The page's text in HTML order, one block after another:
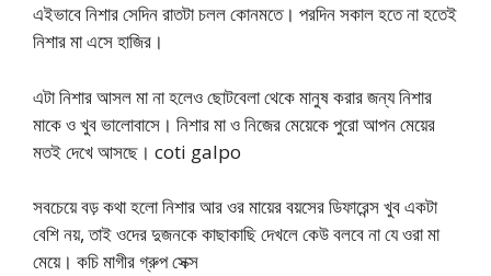
এইভাবে নিশার সেদিন রাতটা চলল কোনমতে। পরদিন সকাল হতে না হতেই
নিশার মা এসে হাজির।
এটা নিশার আসল মা না হলেও ছোটবেলা থেকে মানুষ করার জন্য নিশার
মাকে ও খুব ভালোবাসে। নিশার মা ও নিজের মেয়েকে পুরো আপন মেয়ের
মতই দেখে আসছে। coti galpo
সবচেয়ে বড় কথা হলো নিশার আর ওর মায়ের বয়সের ডিফারেন্স খুব একটা
বেশি নয়, তাই ওদের দুজনকে কাছাকাছি দেখলে কেউ বলবে না যে ওরা মা
মেয়ে। কচি মাগীর গ্রুপ সেক্স